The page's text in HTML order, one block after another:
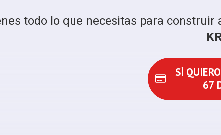
todo lo que necesitas para
SÍ
67